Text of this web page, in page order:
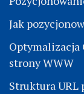
Jak
Optymalizacja
strony WWW
Struktura URL